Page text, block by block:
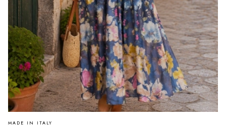
PRODUCENT
MADE IN ITALY